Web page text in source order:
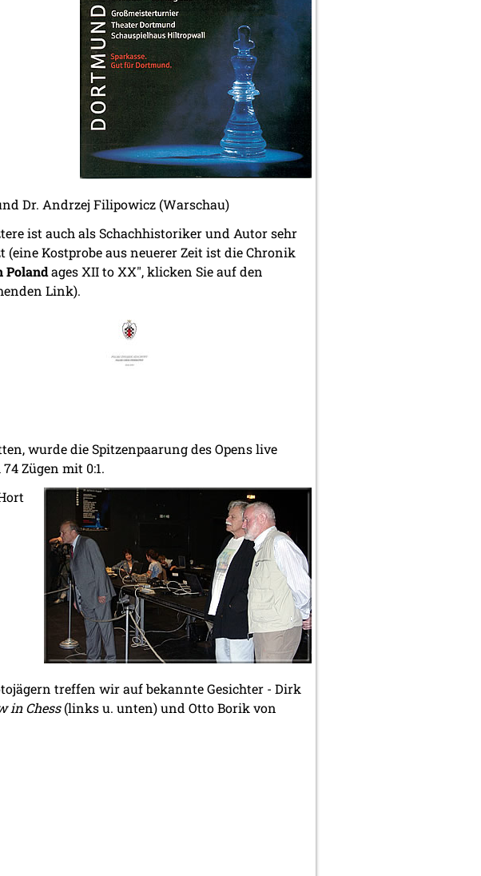
Dr. Andrzej Filipowicz (Warschau)
ist auch als Schachhistoriker und Autor sehr
(eine Kostprobe aus neuerer Zeit ist die Chronik
Polandages XII to XX", klicken Sie auf den
Link).
wurde die Spitzenpaarung des Opens live
Zügen mit 0:1.
treffen wir auf bekannte Gesichter - Dirk
in Chess(links u. unten) und Otto Borik von